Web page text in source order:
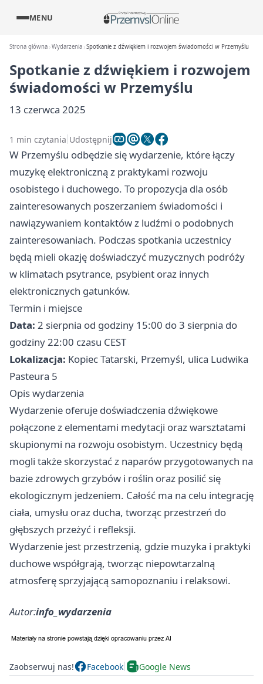
MENU
Strona główna Wydarzenia Spotkanie z dźwiękiem i rozwojem świadomości w Przemyślu
Spotkanie z dźwiękiem i rozwojem
świadomości w Przemyślu
13 czerwca 2025
1 min czytania Udostępnij
W Przemyślu odbędzie się wydarzenie, które łączy
muzykę elektroniczną z praktykami rozwoju
osobistego i duchowego. To propozycja dla osób
zainteresowanych poszerzaniem świadomości i
nawiązywaniem kontaktów z ludźmi o podobnych
zainteresowaniach. Podczas spotkania uczestnicy
będą mieli okazję doświadczyć muzycznych podróży
w klimatach psytrance, psybient oraz innych
elektronicznych gatunków.
Termin i miejsce
Data: 2 sierpnia od godziny 15:00 do 3 sierpnia do
godziny 22:00 czasu CEST
Lokalizacja: Kopiec Tatarski, Przemyśl, ulica Ludwika
Pasteura 5
Opis wydarzenia
Wydarzenie oferuje doświadczenia dźwiękowe
połączone z elementami medytacji oraz warsztatami
skupionymi na rozwoju osobistym. Uczestnicy będą
mogli także skorzystać z naparów przygotowanych na
bazie zdrowych grzybów i roślin oraz posilić się
ekologicznym jedzeniem. Całość ma na celu integrację
ciała, umysłu oraz ducha, tworząc przestrzeń do
głębszych przeżyć i refleksji.
Wydarzenie jest przestrzenią, gdzie muzyka i praktyki
duchowe współgrają, tworząc niepowtarzalną
atmosferę sprzyjającą samopoznaniu i relaksowi.
Autor:info_wydarzenia
Zaobserwuj nas! Facebook Google News